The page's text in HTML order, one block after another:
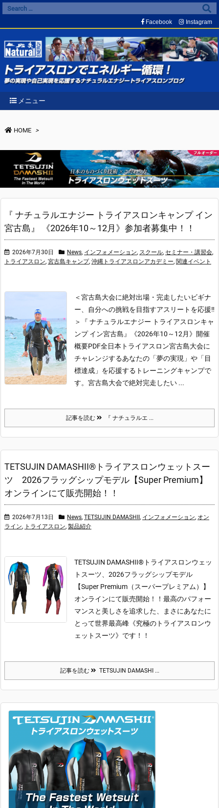
メニュー
Facebook Instagram
HOME >
『 ナチュラルエナジー トライアスロンキャンプ イン
宮古島』 《2026年10～12月》参加者募集中！！
2026年7月30日 News, インフォメーション, スクール, セミナー・講習会,
トライアスロン, 宮古島キャンプ, 沖縄トライアスロンアカデミー, 関連イベント
＜宮古島大会に絶対出場・完走したいビギナ
ー、自分への挑戦を目指すアスリートを応援‼
＞
『 ナチュラルエナジー トライアスロンキャ
ンプ イン宮古島』《2026年10～12月》開催
概要PDF全日本トライアスロン宮古島大会に
チャレンジするあなたの「夢の実現」や「目
標達成」を応援するトレーニングキャンプで
す。宮古島大会で絶対完走したい ...
記事を読む 『 ナチュラルエ ...
TETSUJIN DAMASHII®︎トライアスロンウェットスー
ツ 2026フラッグシップモデル【Super Premium】
オンラインにて販売開始！！
2026年7月13日 News, TETSUJIN DAMASHII , インフォメーション, オン
ライン, トライアスロン, 製品紹介
TETSUJIN DAMASHII®トライアスロンウェッ
トスーツ、2026フラッグシップモデル
【Super Premium（スーパープレミアム）】
オンラインにて販売開始！！ 最高のパフォー
マンスと美しさを追求した、まさにあなたに
とって世界最高峰《究極のトライアスロンウ
ェットスーツ》です！！
記事を読む TETSUJIN DAMASHI ...